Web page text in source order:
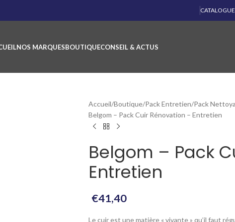
NOS MARQUESBOUTIQUECONSEIL & ACTUS
Accueil Boutique Pack Entretien Pack
Belgom – Pack Cuir Rénovation – Entretien
Belgom – Pack
Entretien
€41,40
Le cuir est une matière « vivante » qu’il faut